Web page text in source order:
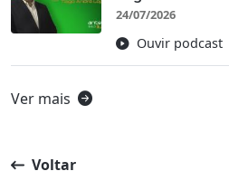
24/07/2026
Ouvir podcast
Ver mais
Voltar